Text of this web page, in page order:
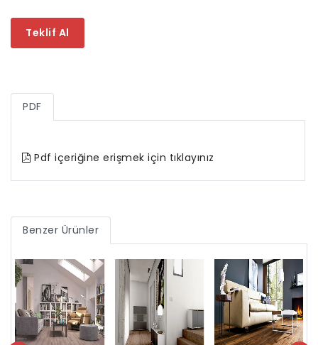
Teklif Al
PDF
Pdf içeriğine erişmek için tıklayınız
Benzer Ürünler